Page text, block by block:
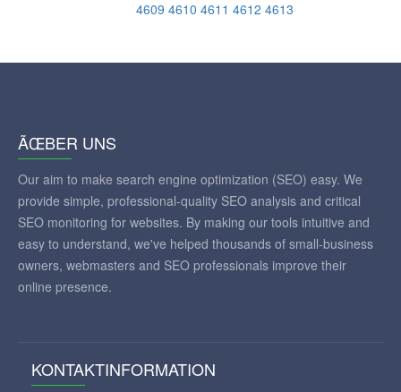
4609 4610 4611 4612 4613
ÃŒBER UNS
Our aim to make search engine optimization (SEO) easy. We
provide simple, professional-quality SEO analysis and critical
SEO monitoring for websites. By making our tools intuitive and
easy to understand, we've helped thousands of small-business
owners, webmasters and SEO professionals improve their
online presence.
KONTAKTINFORMATION